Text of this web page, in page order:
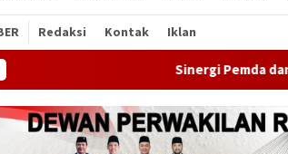
Redaksi Kontak Iklan
Sinergi Pemda dan BP Batam